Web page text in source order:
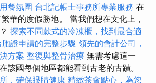
餐氛圍 台北記帳士事務所專業服務 在
華的度假勝地。 當我們想在文化上，
探索不同款式的冷凍櫃，找到最合適
胞證申請的完整步驟 領先的會計公司，
方案 整復與整骨治療 無需考慮這一
該國每個地區都能看到古老的古蹟。
，確保眼睛健康 精緻茶會點心，為您